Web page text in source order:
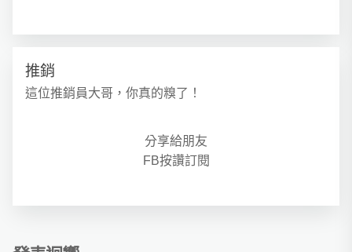
推銷
這位推銷員大哥，你真的糗了！
分享給朋友
FB按讚訂閱